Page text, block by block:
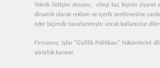
Teknik iletişim dosyası, siteyi kaç kişinin ziyaret
dinamik olarak reklam ve içerik üretilmesine
eder biçimde tasarlanmıştır ancak kullanıcılar
Firmamız, işbu "Gizlilik Politikası" hükümlerini
yürürlük kazanır.